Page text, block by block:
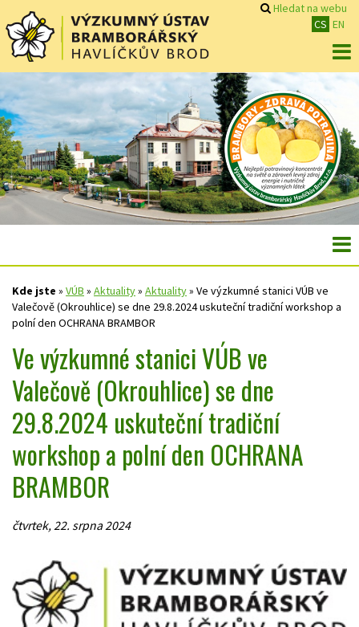
Hledat na webu
CS EN
Kde jste » VÚB » Aktuality» Aktuality» Ve výzkumné stanici VÚB ve
Valečově (Okrouhlice) se dne 29.8.2024 uskuteční tradiční workshop a
polní den OCHRANA BRAMBOR
Ve výzkumné stanici VÚB ve
Valečově (Okrouhlice) se dne
29.8.2024 uskuteční tradiční
workshop a polní den OCHRANA
BRAMBOR
čtvrtek, 22. srpna 2024